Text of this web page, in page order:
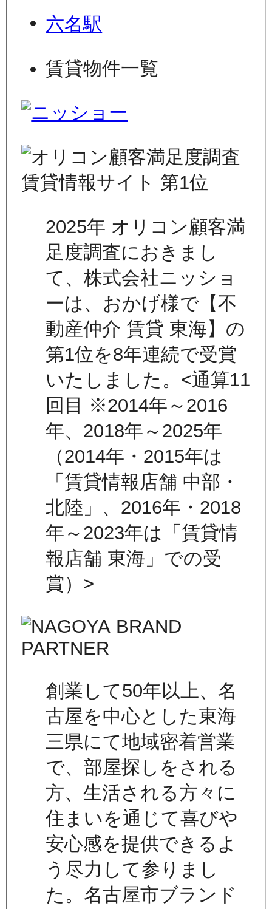
六名駅
賃貸物件一覧
2025年 オリコン顧客満
足度調査におきまし
て、株式会社ニッショ
ーは、おかげ様で【不
動産仲介 賃貸 東海】の
第1位を8年連続で受賞
いたしました。<通算11
回目 ※2014年～2016
年、2018年～2025年
（2014年・2015年は
「賃貸情報店舗 中部・
北陸」、2016年・2018
年～2023年は「賃貸情
報店舗 東海」での受
賞）>
創業して50年以上、名
古屋を中心とした東海
三県にて地域密着営業
で、部屋探しをされる
方、生活される方々に
住まいを通じて喜びや
安心感を提供できるよ
う尽力して参りまし
た。名古屋市ブランド